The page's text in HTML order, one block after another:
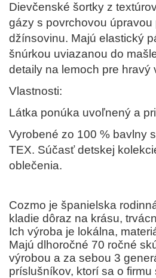
Dievčenské šortky z
gázy s povrchovou úpravou
džínsovinu. Majú elastický
šnúrkou uviazanou do
detaily na lemoch pre hravý
Vlastnosti:
Látka ponúka uvoľnený a
Vyrobené zo 100 % bavlny
TEX. Súčasť detskej
oblečenia.
Cozmo je španielska
kladie dôraz na krásu,
Ich výroba je lokálna,
Majú dlhoročné 70 ročné
výrobou a za sebou 3
príslušníkov, ktorí sa o firmu